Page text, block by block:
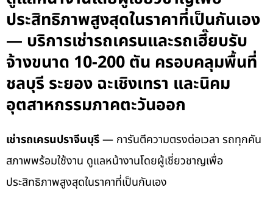
ประสิทธิภาพสูงสุดในราคาที่เป็นกันเอง
— บริการเช่ารถเครนและรถเฮี๊ยบรับ
จ้างขนาด 10-200 ตัน ครอบคลุมพื้นที่
ชลบุรี ระยอง ฉะเชิงเทรา และนิคม
อุตสาหกรรมภาคตะวันออก
เช่ารถเครนปราจีนบุรี— การันตีความตรงต่อเวลา รถทุกคัน
สภาพพร้อมใช้งาน ดูแลหน้างานโดยผู้เชี่ยวชาญเพื่อ
ประสิทธิภาพสูงสุดในราคาที่เป็นกันเอง